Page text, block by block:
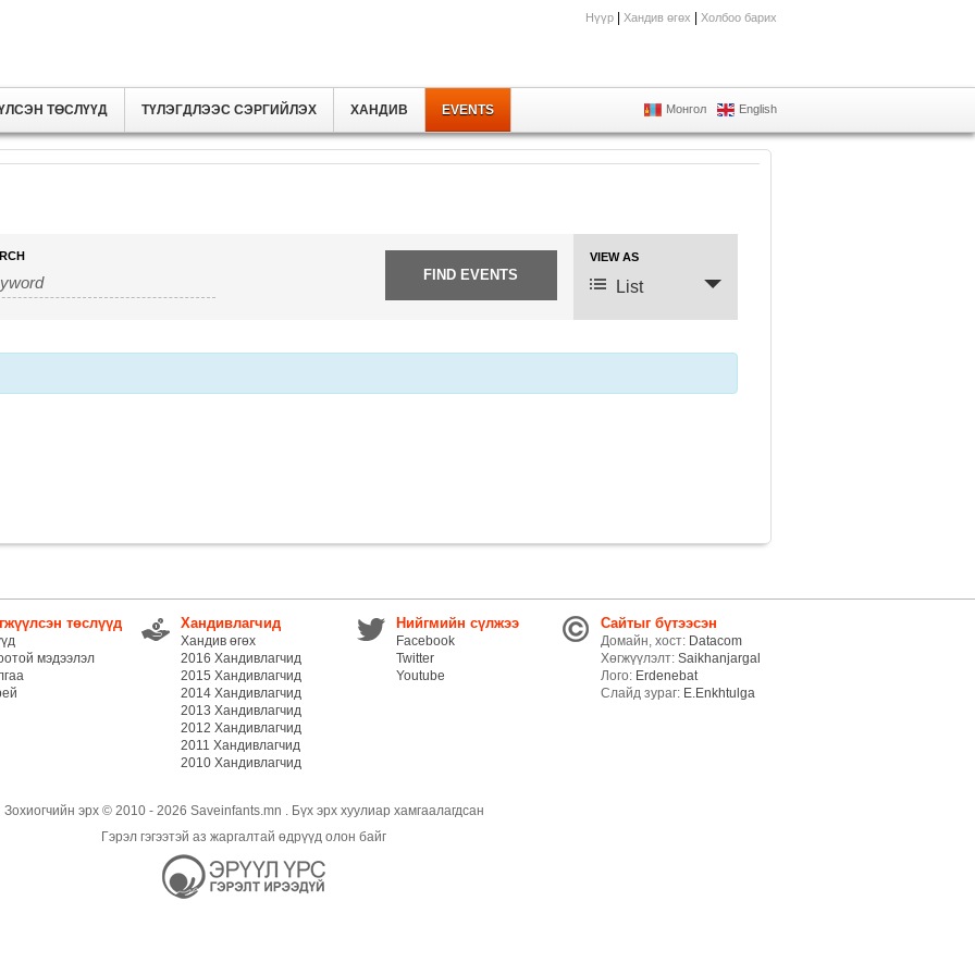
Монгол English
Нүүр Хандив өгөх Холбоо барих
ТӨСЛҮҮД ТҮЛЭГДЛЭЭС СЭРГИЙЛЭХ ХАНДИВ EVENTS
Event
Views
VIEW AS
List
төслүүд
мэдээлэл
Хандивлагчид
Хандив өгөх
2016 Хандивлагчид
2015 Хандивлагчид
2014 Хандивлагчид
2013 Хандивлагчид
2012 Хандивлагчид
2011 Хандивлагчид
2010 Хандивлагчид
Нийгмийн сүлжээ
Facebook
Twitter
Youtube
Сайтыг бүтээсэн
Домайн, хост: Datacom
Хөгжүүлэлт: Saikhanjargal
Лого: Erdenebat
Слайд зураг: E.Enkhtulga
Зохиогчийн эрх © 2010 - 2026 Saveinfants.mn . Бүх эрх хуулиар хамгаалагдсан
Гэрэл гэгээтэй аз жаргалтай өдрүүд олон байг